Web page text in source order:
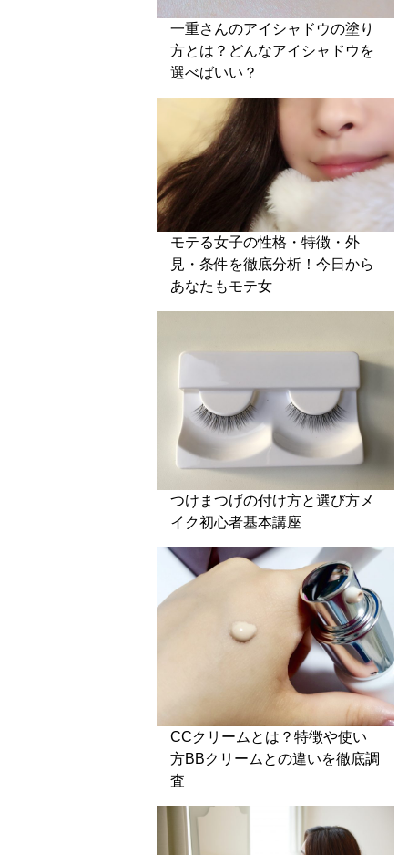
一重さんのアイシャドウの塗り
方とは？どんなアイシャドウを
選べばいい？
モテる女子の性格・特徴・外
見・条件を徹底分析！今日から
あなたもモテ女
つけまつげの付け方と選び方メ
イク初心者基本講座
CCクリームとは？特徴や使い
方BBクリームとの違いを徹底調
査